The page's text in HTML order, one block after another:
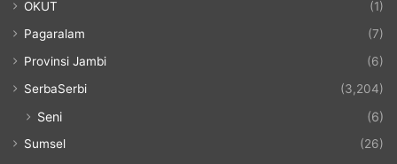
OKUT
(1)
Pagaralam
(7)
Provinsi Jambi
(6)
SerbaSerbi
(3,204)
Seni (6)
Sumsel
(26)